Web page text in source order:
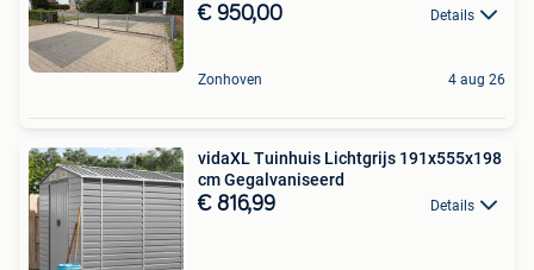
€ 950,00 Details
Zonhoven 4 aug 26
vidaXL Tuinhuis Lichtgrijs 191x555x198
cm Gegalvaniseerd
€ 816,99 Details